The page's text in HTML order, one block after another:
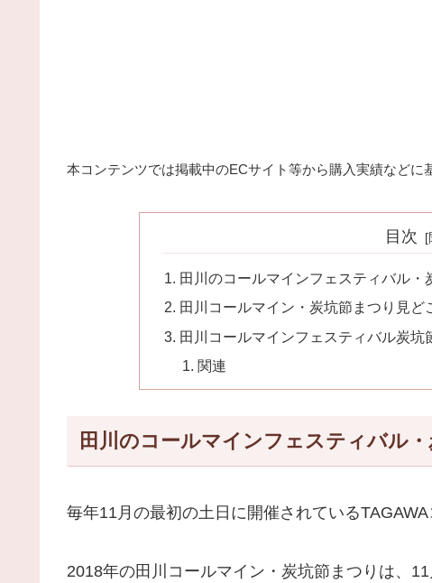
本コンテンツでは掲載中のECサイト等から購入実績などに
目次
田川のコールマインフェスティバル・
田川コールマイン・炭坑節まつり見ど
田川コールマインフェスティバル炭
関連
田川のコールマインフェスティバル
毎年11月の最初の土日に開催されている
2018年の田川コールマイン・炭坑節まつりは、11